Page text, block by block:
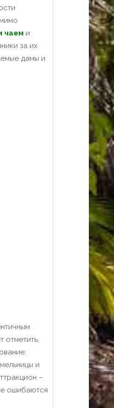
чаем и
за их
дамы и
отметить,
и
–
ошибаются